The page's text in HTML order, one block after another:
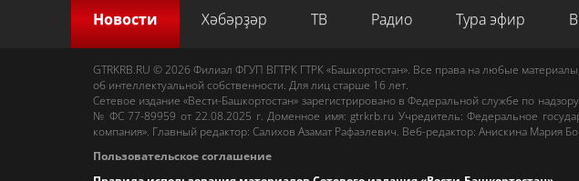
Новости Хәбәрҙәр ТВ Радио Тура эфир
GTRKRB.RU © 2026 Филиал ФГУП ВГТРК ГТРК «Башкортостан». Все права на любые
об интеллектуальной собственности. Для лиц старше 16 лет.
Сетевое издание «Вести-Башкортостан» зарегистрировано в Федеральной службе по
№ ФС 77-89959 от 22.08.2025 г. Доменное имя:gtrkrb.ru Учредитель: Федеральное
компания». Главный редактор: Салихов Азамат Рафаэлевич. Веб-редактор: Анискина Мария
Пользовательское соглашение